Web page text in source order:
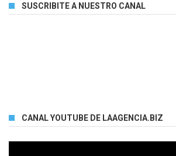
SUSCRIBITE A NUESTRO CANAL
CANAL YOUTUBE DE LAAGENCIA.BIZ